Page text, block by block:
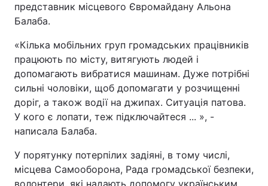
представник місцевого Євромайдану Альона
Балаба.
«Кілька мобільних груп громадських працівників
працюють по місту, витягують людей і
допомагають вибратися машинам. Дуже потрібні
сильні чоловіки, щоб допомагати у розчищенні
доріг, а також водії на джипах. Ситуація патова.
У кого є лопати, теж підключайтеся ... », -
написала Балаба.
У порятунку потерпілих задіяні, в тому числі,
місцева Самооборона, Рада громадської безпеки,
волонтери, які надають допомогу українським